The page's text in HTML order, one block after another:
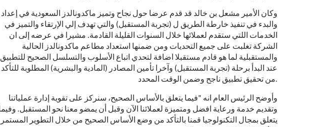
وكان الأمير مشعل بن خالد قد قدم عرضا حول نجاح وتميز ماكدونالدز السعودية في إعداد
والبدء في تنفيذ خارطة الطريق ل (تجربة المستقبل) والتي تهدف إلي الإرتقاء والتميز في
الخدمات اللتي ستقدم لعملائها خلال السنوات القليلة القادمة. مشيرا في عرضه إلى ان
الشركة تغلبت على جميع التحديات ومن ضمنها استعداد مطاعم ماكدونالدز الحالية
والمستقبلية لما هو قادم مستقبلا اضافة لتحدي اتباع الأسلوب والتسلسل الصحيح للتطبيق
عند البدأ برحلة (تجربة المستقبل) وآخرا تأمين المصادر (المادية والبشرية) المطلوبة للتأكد
من تحقيق تطبيق ناجح وضمن الوقت المحدد.
وأوضح الرئيس العام انه "فيما يتعلق بالأساس الصحيح، سنركز على تقوية إدارة عملياتنا
وتقديم خدمة ورعاية افضل ومتميزة لعملائنا الآن وقبل أن يمضو معنا نحو المستقبل.
يتعلق بمجال التكنولوجيا قمنا بالتأكد من وضع الأساس الصحيح من خلال التطوير المستمر